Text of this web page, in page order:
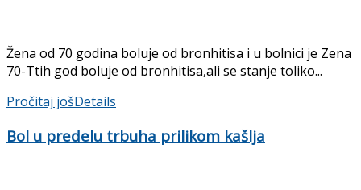
Žena od 70 godina boluje od bronhitisa i u bolnici je Zena
70-Ttih god boluje od bronhitisa,ali se stanje toliko...
Pročitaj jošDetails
Bol u predelu trbuha prilikom kašlja